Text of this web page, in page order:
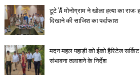
टूटे 'A' मोनोग्राम ने खोला हत्या का
दिखाने की साजिश का पर्दाफाश
मदन महल पहाड़ी को ईको हैरिटेज
संभावना तलाशने के निर्देश